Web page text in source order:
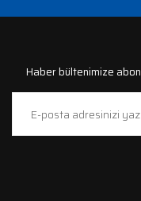
Haber bültenimize